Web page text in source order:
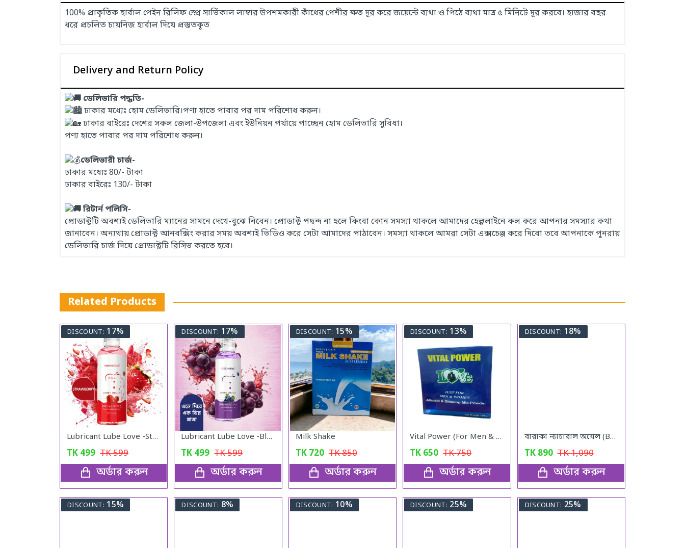
100% প্রাকৃতিক হার্বাল পেইন রিলিফ স্প্রে সার্ভিকাল লাম্বার উপশমকারী কাঁধের পেশীর ক্ষত দূর করে জয়েন্টে ব্যথা ও পিঠে ব্যথা মাত্র ৫ মিনিটে দূর করবে। হাজার বছর
ধরে প্রচলিত চায়নিজ হার্বাল দিয়ে প্রস্তুতকূত
Delivery and Return Policy
ডেলিভারি পদ্ধতি-
ঢাকার মধ্যেঃ হোম ডেলিভারি।পণ্য হাতে পাবার পর দাম পরিশোধ করুন।
ঢাকার বাইরেঃ দেশের সকল জেলা-উপজেলা এবং ইউনিয়ন পর্যায়ে পাচ্ছেন হোম ডেলিভারি সুবিধা।
পণ্য হাতে পাবার পর দাম পরিশোধ করুন।
ডেলিভারী চার্জ-
ঢাকার মধ্যেঃ 80/- টাকা
ঢাকার বাইরেঃ 130/- টাকা
রিটার্ন পলিসি-
প্রোডাক্টটি অবশ্যই ডেলিভারি ম্যানের সামনে দেখে-বুঝে নিবেন। প্রোডাক্ট পছন্দ না হলে কিংবা কোন সমস্যা থাকলে আমাদের হেল্পলাইনে কল করে আপনার সমস্যার কথা
জানাবেন। অন্যথায় প্রোডাক্ট আনবক্সিং করার সময় অবশ্যই ভিডিও করে সেটা আমাদের পাঠাবেন। সমস্যা থাকলে আমরা সেটা এক্সচেঞ্জ করে দিবো তবে আপনাকে পুনরায়
ডেলিভারি চার্জ দিয়ে প্রোডাক্টটি রিসিভ করতে হবে।
Related Products
DISCOUNT: 17%
Lubricant Lube Love -Stroberry Gel
TK 499 TK599
অর্ডার করুন
DISCOUNT: 17%
Lubricant Lube Love -Blueberry Gel
TK 499 TK599
অর্ডার করুন
DISCOUNT: 15%
Milk Shake
TK 720 TK850
অর্ডার করুন
DISCOUNT: 13%
Vital Power (For Men & Woman)
TK 650 TK750
অর্ডার করুন
DISCOUNT: 18%
বারাকা ন্যাচারাল অয়েল (Baraka Natural oil) – 120 মিলি
TK 890 TK1,090
অর্ডার করুন
DISCOUNT: 15% DISCOUNT: 8% DISCOUNT: 10% DISCOUNT: 25% DISCOUNT: 25%